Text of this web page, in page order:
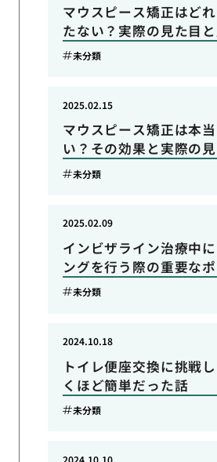
マウスピース矯正はど
たない？実際の見た目
未分類
マウスピース矯正は本
い？その効果と実際の
2025.02.15
未分類
インビザライン治療中
ングを行う際の重要な
2025.02.09
未分類
トイレ便座交換に挑戦
くほど簡単だった話
2024.10.18
未分類
2024.10.10